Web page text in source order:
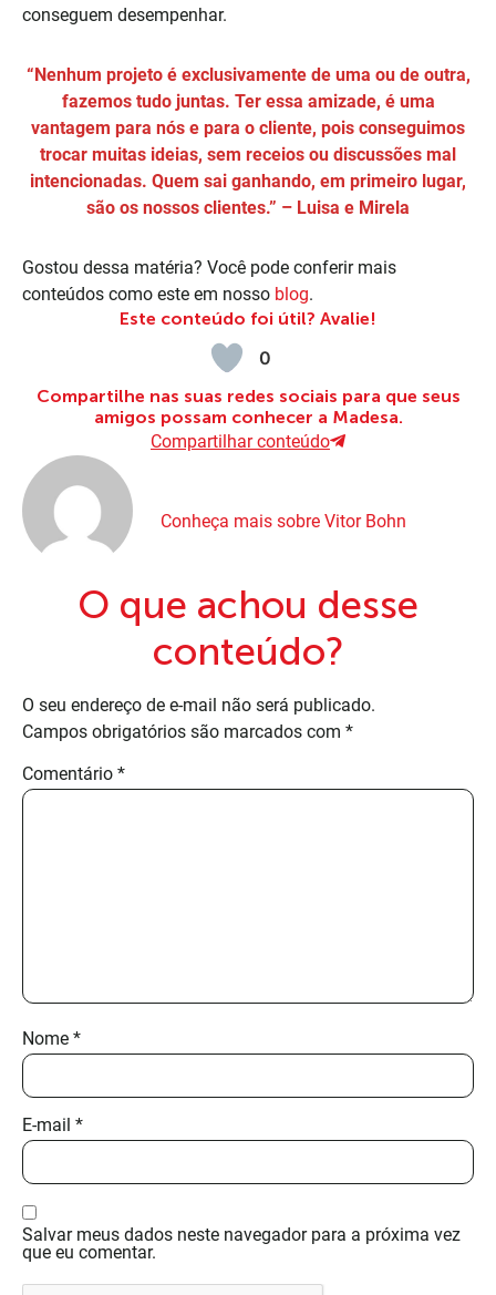
conseguem desempenhar.
“Nenhum projeto é exclusivamente de uma ou de outra,
fazemos tudo juntas. Ter essa amizade, é uma
vantagem para nós e para o cliente, pois conseguimos
trocar muitas ideias, sem receios ou discussões mal
intencionadas. Quem sai ganhando, em primeiro lugar,
são os nossos clientes.” – Luisa e Mirela
Gostou dessa matéria? Você pode conferir mais
conteúdos como este em nosso blog.
Este conteúdo foi útil? Avalie!
0
Compartilhe nas suas redes sociais para que seus
amigos possam conhecer a Madesa.
Compartilhar conteúdo
Conheça mais sobre Vitor Bohn
O que achou desse
conteúdo?
O seu endereço de e-mail não será publicado.
Campos obrigatórios são marcados com *
Comentário *
Nome *
E-mail *
Salvar meus dados neste navegador para a próxima vez
que eu comentar.